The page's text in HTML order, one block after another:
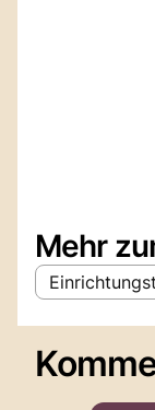
Mehr